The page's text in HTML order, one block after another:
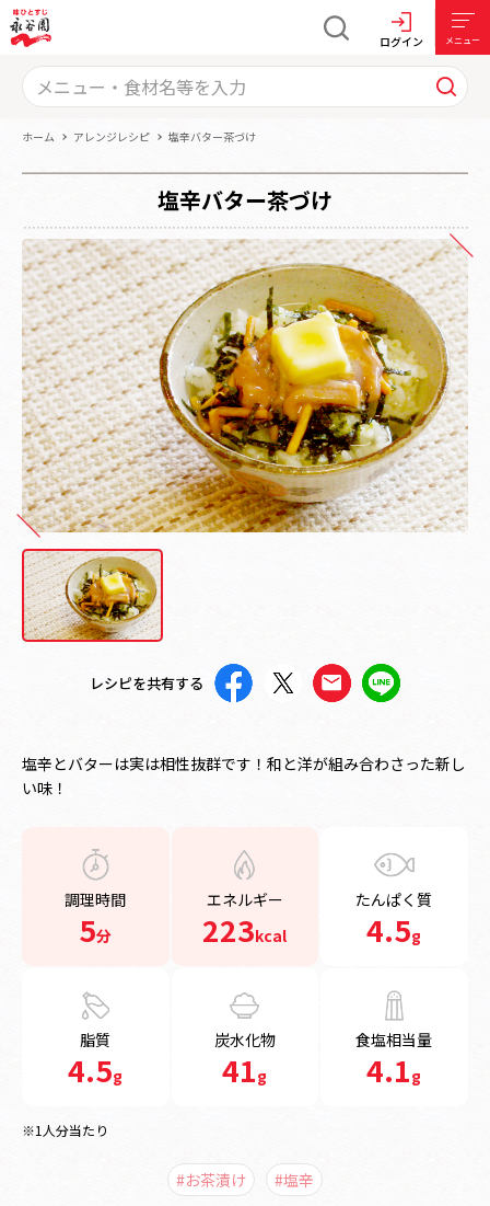
ログイン メニュー
ホーム アレンジレシピ 塩辛バター茶づけ
塩辛バター茶づけ
レシピを共有する
塩辛とバターは実は相性抜群です！和と洋が組み合わさった新し
い味！
調理時間
5分
エネルギー
223kcal
たんぱく質
4.5g
脂質
4.5g
炭水化物
41g
食塩相当量
4.1g
※1人分当たり
#お茶漬け #塩辛